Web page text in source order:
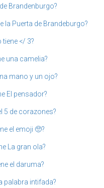
Brandenburgo?
la Puerta de Brandeburgo?
</ 3?
una camelia?
mano y un ojo?
El pensador?
5 de corazones?
el emoji 🥺?
La gran ola?
el daruma?
palabra intifada?